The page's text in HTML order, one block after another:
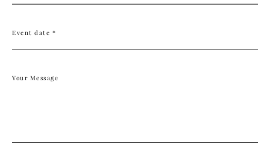
Event date *
Your Message